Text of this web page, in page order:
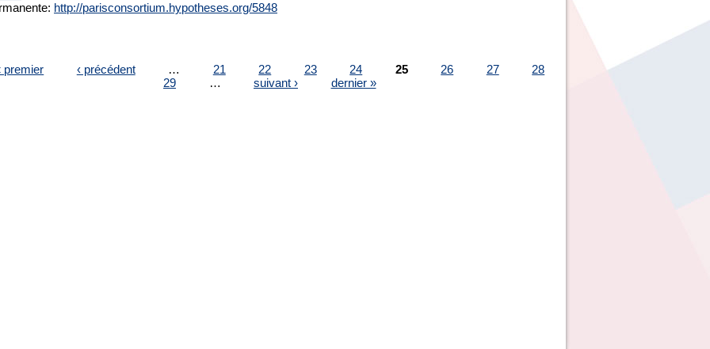
http://parisconsortium.hypotheses.org/5848
premier ‹ précédent 21 22 23 24 25 26 27
28
29
suivant › dernier »